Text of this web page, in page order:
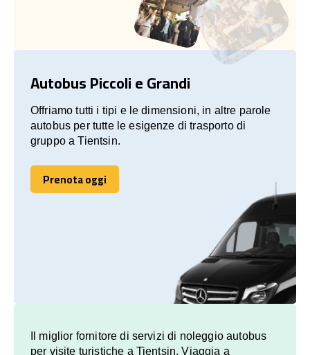
Autobus Piccoli e Grandi
Offriamo tutti i tipi e le dimensioni, in altre parole
autobus per tutte le esigenze di trasporto di
gruppo a Tientsin.
Prenota oggi
Prenota oggi
Il miglior fornitore di servizi di noleggio autobus
per visite turistiche a Tientsin. Viaggia a